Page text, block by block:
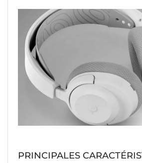
PRINCIPALES